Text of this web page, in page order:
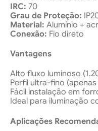
IRC: 70
Grau de Proteção:
Material: Alumínio +
Conexão: Fio direto
Vantagens
Alto fluxo luminoso
Perfil ultra-fino
Fácil instalação em
Ideal para iluminação
Aplicações